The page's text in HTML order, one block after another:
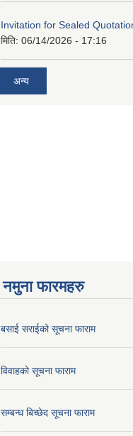
Invitation for Sealed
मिति: 06/14/2026 - 17:16
अन्य
नमुना फारमहरु
बसाई सराईको सूचना फाराम
विवाहको सूचना फाराम
सम्बन्ध बिच्छेद सूचना फाराम